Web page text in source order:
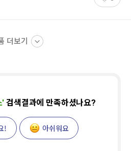
더보기
' 검색결과에 만족하셨나요?
! 아쉬워요